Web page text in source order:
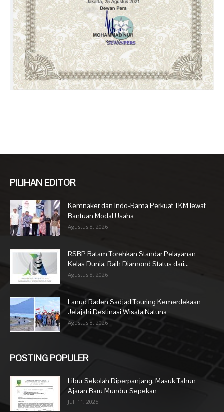
PILIHAN EDITOR
Kemnaker dan Indo-Rama Perkuat TKM lewat
Bantuan Modal Usaha
Agustus 8, 2026
RSBP Batam Torehkan Standar Pelayanan
Kelas Dunia, Raih Diamond Status dari...
Agustus 8, 2026
Lanud Raden Sadjad Touring Kemerdekaan
Jelajahi Destinasi Wisata Natuna
Agustus 8, 2026
POSTING POPULER
Libur Sekolah Diperpanjang, Masuk Tahun
Ajaran Baru Mundur Sepekan
Juli 11, 2025